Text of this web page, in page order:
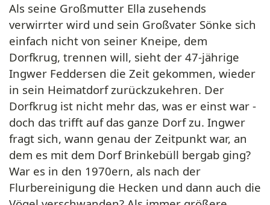
Als seine Großmutter Ella zusehends
verwirrter wird und sein Großvater Sönke sich
einfach nicht von seiner Kneipe, dem
Dorfkrug, trennen will, sieht der 47-jährige
Ingwer Feddersen die Zeit gekommen, wieder
in sein Heimatdorf zurückzukehren. Der
Dorfkrug ist nicht mehr das, was er einst war -
doch das trifft auf das ganze Dorf zu. Ingwer
fragt sich, wann genau der Zeitpunkt war, an
dem es mit dem Dorf Brinkebüll bergab ging?
War es in den 1970ern, als nach der
Flurbereinigung die Hecken und dann auch die